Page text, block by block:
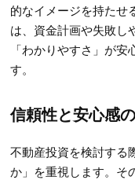
的なイメージを持たせ
は、資金計画や失敗し
「わかりやすさ」が
す。
信頼性と安心感
不動産投資を検討する
か」を重視します。そ